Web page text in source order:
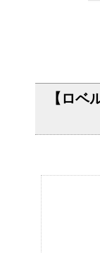
【ロ